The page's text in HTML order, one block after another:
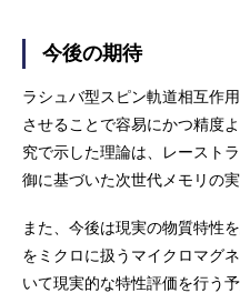
今後の期待
ラシュバ型スピン軌道相互作
させることで容易にかつ精度
究で示した理論は、レースト
御に基づいた次世代メモリの
また、今後は現実の物質特性
をミクロに扱うマイクロマグ
いて現実的な特性評価を行う